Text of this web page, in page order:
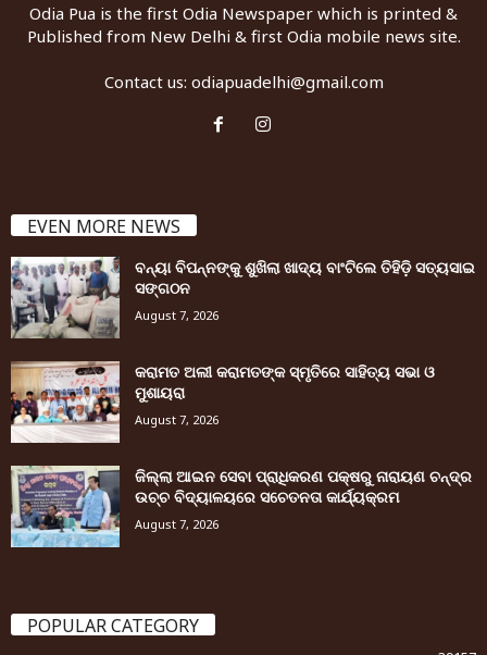
Odia Pua is the first Odia Newspaper which is printed &
Published from New Delhi & first Odia mobile news site.
Contact us: odiapuadelhi@gmail.com
EVEN MORE NEWS
ବନ୍ୟା ବିପନ୍ନଙ୍କୁ ଶୁଖିଲା ଖାଦ୍ୟ ବାଂଟିଲେ ତିହିଡି଼ ସତ୍ୟସାଇ
ସଙ୍ଗଠନ
August 7, 2026
କରାମତ ଅଲୀ କରାମତଙ୍କ ସ୍ମୃତିରେ ସାହିତ୍ୟ ସଭା ଓ
ମୁଶାୟରା
August 7, 2026
ଜିଲ୍ଲା ଆଇନ ସେବା ପ୍ରାଧିକରଣ ପକ୍ଷରୁ ନାରାୟଣ ଚନ୍ଦ୍ର
ଉଚ୍ଚ ବିଦ୍ୟାଳୟରେ ସଚେତନତା କାର୍ଯ୍ୟକ୍ରମ
August 7, 2026
POPULAR CATEGORY